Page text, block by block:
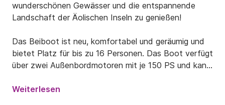
wunderschönen Gewässer und die entspannende
Landschaft der Äolischen Inseln zu genießen!
Das Beiboot ist neu, komfortabel und geräumig und
bietet Platz für bis zu 16 Personen. Das Boot verfügt
über zwei Außenbordmotoren mit je 150 PS und kann
werden, sofern Sie einen Bootsführerschein besitzen.
Weiterlesen